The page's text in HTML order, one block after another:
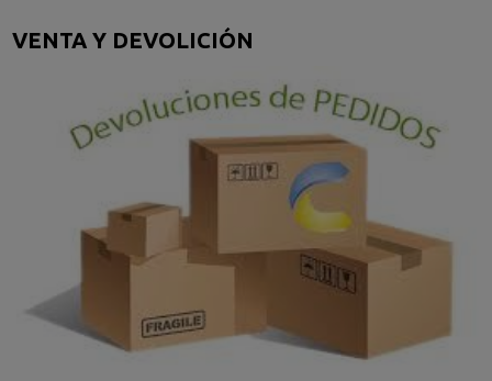
VENTA Y DEVOLICIÓN